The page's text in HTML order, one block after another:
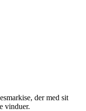
der med sit
vinduer.